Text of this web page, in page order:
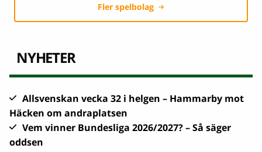
Fler spelbolag
NYHETER
Allsvenskan vecka 32 i helgen – Hammarby mot
Häcken om andraplatsen
Vem vinner Bundesliga 2026/2027? – Så säger
oddsen